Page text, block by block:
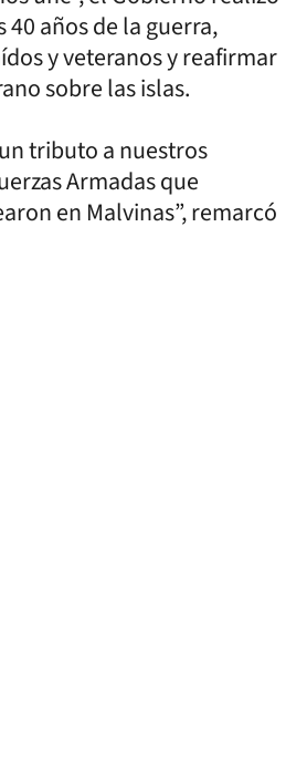
años de la guerra,
y veteranos y reafirmar
sobre las islas.
tributo a nuestros
Armadas que
en Malvinas”, remarcó